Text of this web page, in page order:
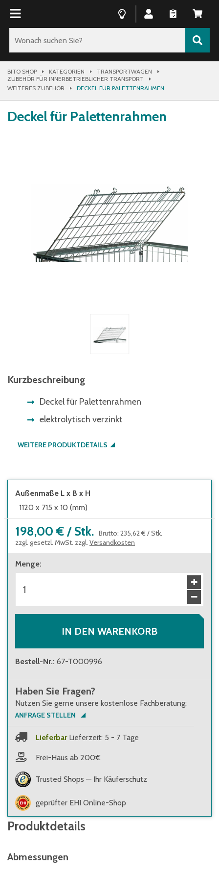
BITO SHOP KATEGORIEN
TRANSPORTWAGEN
ZUBEHÖR FÜR INNERBETRIEBLICHER TRANSPORT
WEITERES ZUBEHÖR
DECKEL FÜR PALETTENRAHMEN
Deckel für Palettenrahmen
Kurzbeschreibung
Deckel für Palettenrahmen
elektrolytisch verzinkt
WEITERE PRODUKTDETAILS
Außenmaße L x B x H
1120 x 715 x 10 (mm)
198,00 € / Stk. Brutto: 235,62 € /Stk.
zzgl. gesetzl. MwSt. zzgl. Versandkosten
Menge:
IN DEN WARENKORB
Bestell-Nr.: 67-T000996
Haben Sie Fragen?
Nutzen Sie gerne unsere kostenlose Fachberatung:
ANFRAGE STELLEN
Lieferbar Lieferzeit: 5 - 7 Tage
Frei-Haus ab 200€
Trusted Shops — Ihr Käuferschutz
geprüfter EHI Online-Shop
Produktdetails
Abmessungen